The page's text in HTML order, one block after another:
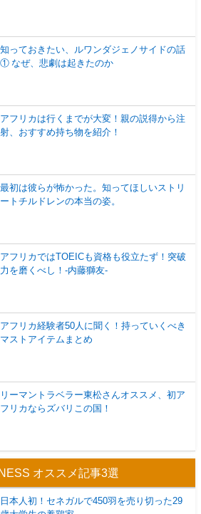
知っておきたい、ルワンダジェノサイドの話
① なぜ、悲劇は起きたのか
アフリカは行くまでが大変！親の説得から注
射、おすすめ持ち物を紹介！
最初は彼らが怖かった。知ってほしいストリ
ートチルドレンの本当の姿。
アフリカではTOEICも資格も役立たず！突破
力を磨くべし！-内藤獅友-
アフリカ経験者50人に聞く！持っていくべき
マストアイテムまとめ
リーマントラベラー東松さんオススメ、初ア
フリカならズバリこの国！
オススメ記事3選
日本人初！セネガルで450羽を売り切った29